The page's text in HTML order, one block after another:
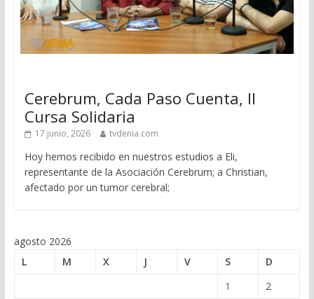
Cerebrum, Cada Paso Cuenta, II
Cursa Solidaria
17 junio, 2026 tvdenia.com
Hoy hemos recibido en nuestros estudios a Eli,
representante de la Asociación Cerebrum; a Christian,
afectado por un tumor cerebral;
agosto 2026
L
M X J V S
D
1
2